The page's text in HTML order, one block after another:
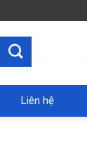
Liên hệ